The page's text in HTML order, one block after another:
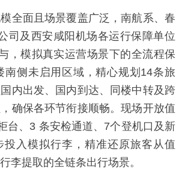
全面且场景覆盖广泛，南航系、春
司及西安咸阳机场各运行保障单位
，模拟真实运营场景下的全流程保
南侧未启用区域，精心规划14条旅
内出发、国内到达、同楼中转及跨
确保各环节衔接顺畅。现场开放值
台、3 条安检通道、7个登机口及新
投入模拟行李，精准还原旅客从值
李提取的全链条出行场景。